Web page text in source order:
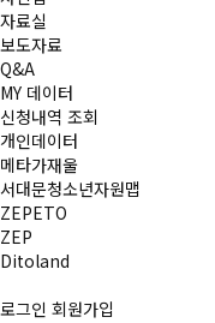
자료실
보도자료
Q&A
MY 데이터
신청내역 조회
개인데이터
메타가재울
서대문청소년자원맵
ZEPETO
ZEP
Ditoland
로그인 회원가입